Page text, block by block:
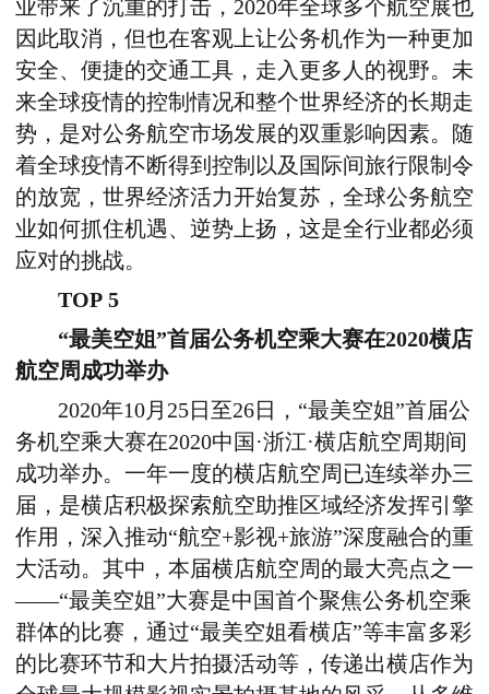
业带来了沉重的打击，2020年全球多个航空展也
因此取消，但也在客观上让公务机作为一种更加
安全、便捷的交通工具，走入更多人的视野。未
来全球疫情的控制情况和整个世界经济的长期走
势，是对公务航空市场发展的双重影响因素。随
着全球疫情不断得到控制以及国际间旅行限制令
的放宽，世界经济活力开始复苏，全球公务航空
业如何抓住机遇、逆势上扬，这是全行业都必须
应对的挑战。
TOP 5
“最美空姐”首届公务机空乘大赛在2020横店
航空周成功举办
2020年10月25日至26日，“最美空姐”首届公
务机空乘大赛在2020中国·浙江·横店航空周期间
成功举办。一年一度的横店航空周已连续举办三
届，是横店积极探索航空助推区域经济发挥引擎
作用，深入推动“航空+影视+旅游”深度融合的重
大活动。其中，本届横店航空周的最大亮点之一
——“最美空姐”大赛是中国首个聚焦公务机空乘
群体的比赛，通过“最美空姐看横店”等丰富多彩
的比赛环节和大片拍摄活动等，传递出横店作为